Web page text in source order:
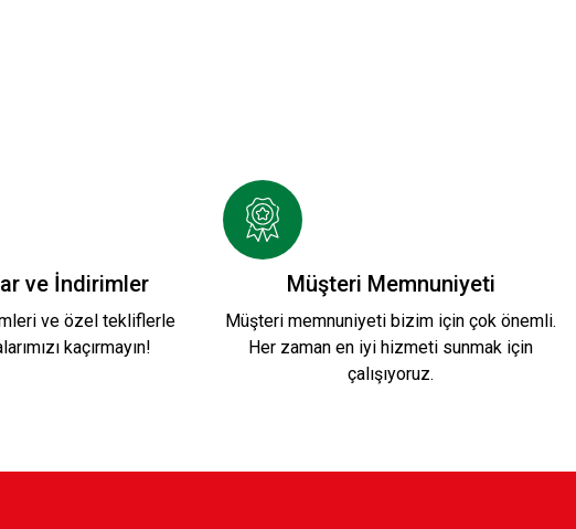
1.299,90 TL
BEYAZ POLO YAKA
ve İndirimler
ve özel tekliflerle
kaçırmayın!
Müşteri Memnuniyeti
Müşteri memnuniyeti bizim için çok önemli.
Her zaman en iyi hizmeti sunmak için
çalışıyoruz.